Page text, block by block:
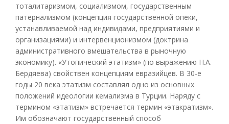
тоталитаризмом, социализмом, государственным
патернализмом (концепция государственной опеки,
устанавливаемой над индивидами, предприятиями и
организациями) и интервенционизмом (доктрина
административного вмешательства в рыночную
экономику). «Утопический этатизм» (по выражению Н.А.
Бердяева) свойствен концепциям евразийцев. В 30-е
годы 20 века этатизм составлял одно из основных
положений идеологии кемализма в Турции. Наряду с
термином «этатизм» встречается термин «этакратизм».
Им обозначают государственный способ